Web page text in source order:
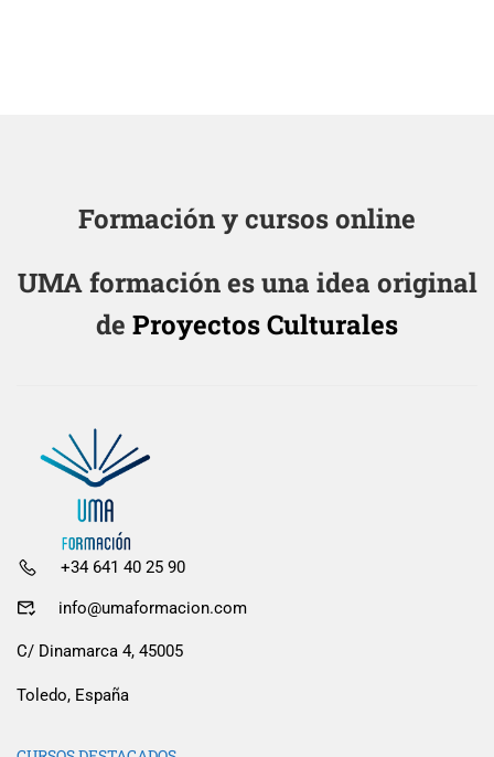
Formación y cursos online
UMA formación es una idea original
de Proyectos Culturales
+34 641 40 25 90
info@umaformacion.com
C/ Dinamarca 4, 45005
Toledo, España